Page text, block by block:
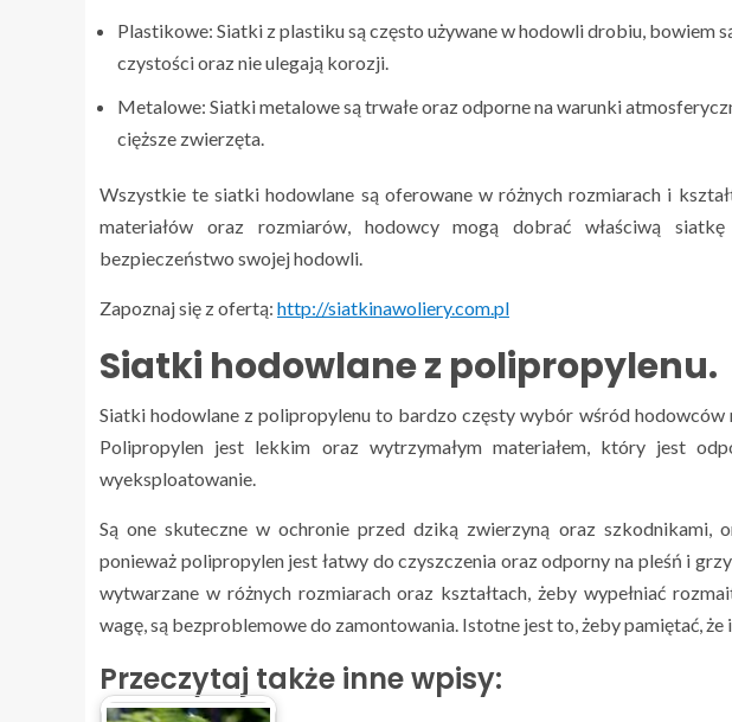
Plastikowe: Siatki z plastiku są często używane w hodowli drobiu, bowiem
czystości oraz nie ulegają korozji.
Metalowe: Siatki metalowe są trwałe oraz odporne na warunki
cięższe zwierzęta.
Wszystkie te siatki hodowlane są oferowane w różnych rozmiarach i
materiałów oraz rozmiarów, hodowcy mogą dobrać właściwą
bezpieczeństwo swojej hodowli.
Zapoznaj się z ofertą: http://siatkinawoliery.com.pl
Siatki hodowlane z polipropylenu.
Siatki hodowlane z polipropylenu to bardzo częsty wybór wśród
Polipropylen jest lekkim oraz wytrzymałym materiałem, który jest
wyeksploatowanie.
Są one skuteczne w ochronie przed dziką zwierzyną oraz szkodnikami,
ponieważ polipropylen jest łatwy do czyszczenia oraz odporny na pleśń i
wytwarzane w różnych rozmiarach oraz kształtach, żeby wypełniać
wagę, są bezproblemowe do zamontowania. Istotne jest to, żeby pamiętać, że
Przeczytaj także inne wpisy: